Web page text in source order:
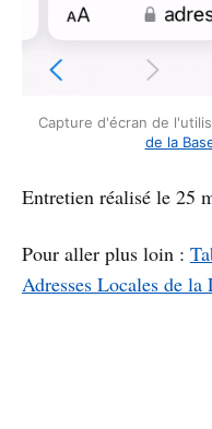
Capture d'écran de
de la
Entretien réalisé le 25
Pour aller plus loin :
Adresses Locales de la